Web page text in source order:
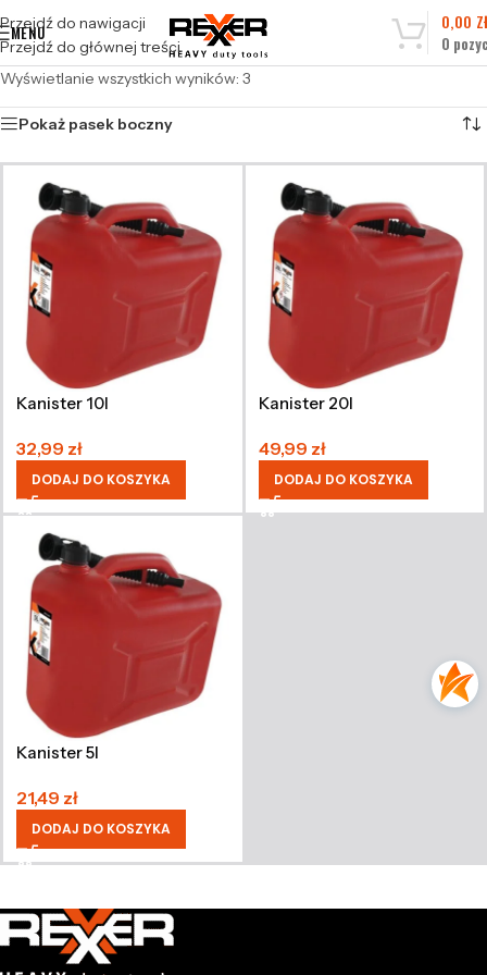
Przejdź do nawigacji
Przejdź do głównej treści
MENU
0
0,00
Wyświetlanie wszystkich wyników: 3
Pokaż pasek boczny
Kanister 10l
32,99 zł
DODAJ DO KOSZYKA
Kanister 20l
49,99 zł
DODAJ DO KOSZYKA
Kanister 5l
21,49 zł
DODAJ DO KOSZYKA